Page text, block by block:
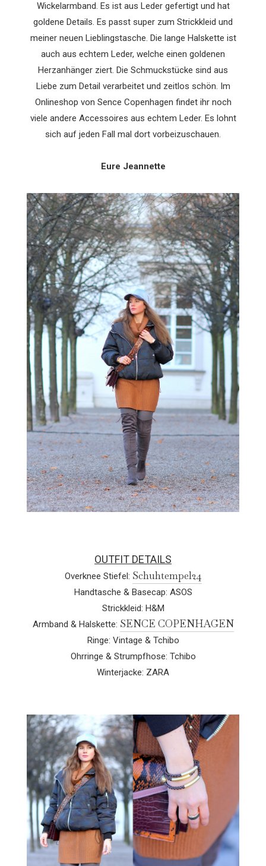
Wickelarmband. Es ist aus Leder gefertigt und hat
goldene Details. Es passt super zum Strickkleid und
meiner neuen Lieblingstasche. Die lange Halskette ist
auch aus echtem Leder, welche einen goldenen
Herzanhänger ziert. Die Schmuckstücke sind aus
Liebe zum Detail verarbeitet und zeitlos schön. Im
Onlineshop von Sence Copenhagen findet ihr noch
viele andere Accessoires aus echtem Leder. Es lohnt
sich auf jeden Fall mal dort vorbeizuschauen.
Eure Jeannette
OUTFIT DETAILS
Overknee Stiefel: Schuhtempel24
Handtasche & Basecap: ASOS
Strickkleid: H&M
Armband & Halskette: SENCE COPENHAGEN
Ringe: Vintage & Tchibo
Ohrringe & Strumpfhose: Tchibo
Winterjacke: ZARA